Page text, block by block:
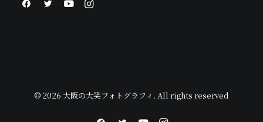
© 2026 大阪の大笑フォトグラフィ. All rights reserved